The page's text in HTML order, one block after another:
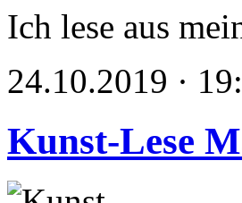
Ich lese aus
24.10.2019 ·
Kunst-Lese